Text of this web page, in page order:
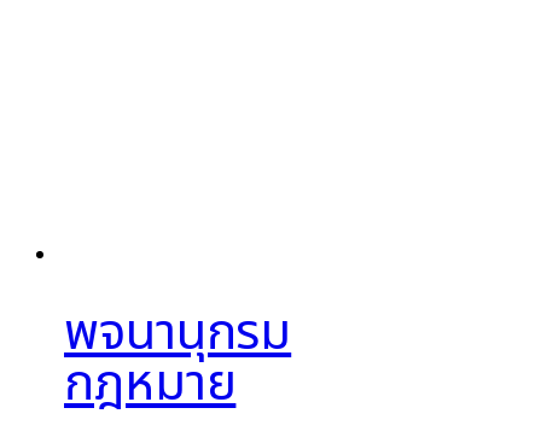
พจนานุกรม
กฎหมาย